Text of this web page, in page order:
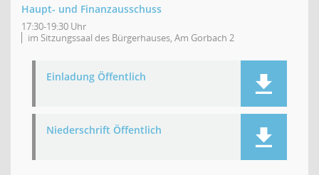
Haupt- und Finanzausschuss
17:30-19:30 Uhr
im Sitzungssaal des Bürgerhauses, Am Gorbach 2
Einladung Öffentlich
Niederschrift Öffentlich